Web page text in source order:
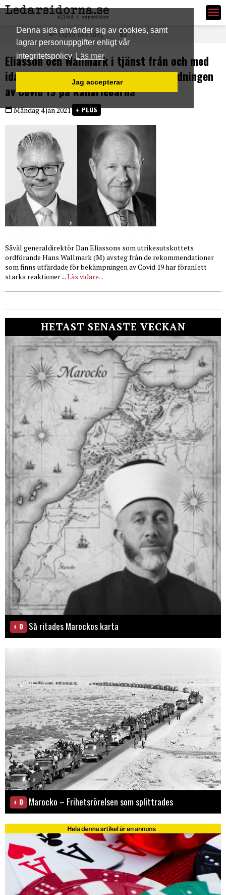
Denna sida använder sig av cookies, samt
lagrar personuppgifter enligt vår
integritetspolicy Läs mer
Jag accepterar
Ledarsidorna.se
Tipsa oss idag
Eliasson och Wallmark i tjänst från och med
idag – trots tveksamheter kring spridningen
av Covid 19 på Kanarieöarna
Måndag 4 jan 2021 PLUS
Såväl generaldirektör Dan Eliassons som utrikesutskottets
ordförande Hans Wallmark (M) avsteg från de rekommendationer
som finns utfärdade för bekämpningen av Covid 19 har föranlett
starka reaktioner ...Läs vidare...
HETAST SENASTE VECKAN
0 Så ritades Marockos karta
0 Marocko – Frihetsrörelsen som splittrades